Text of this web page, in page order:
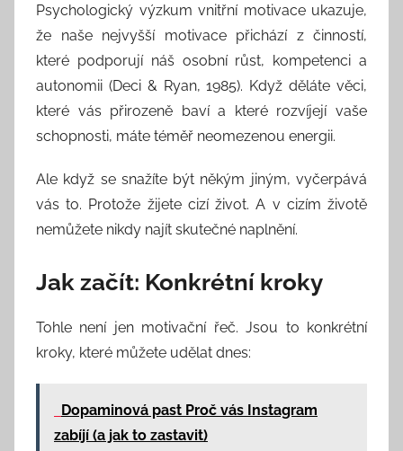
Psychologický výzkum vnitřní motivace ukazuje,
že naše nejvyšší motivace přichází z činností,
které podporují náš osobní růst, kompetenci a
autonomii (Deci & Ryan, 1985). Když děláte věci,
které vás přirozeně baví a které rozvíjejí vaše
schopnosti, máte téměř neomezenou energii.
Ale když se snažíte být někým jiným, vyčerpává
vás to. Protože žijete cizí život. A v cizím životě
nemůžete nikdy najít skutečné naplnění.
Jak začít: Konkrétní kroky
Tohle není jen motivační řeč. Jsou to konkrétní
kroky, které můžete udělat dnes:
Dopaminová past Proč vás Instagram
zabíjí (a jak to zastavit)